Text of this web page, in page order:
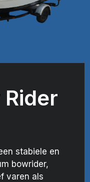
stabiele en
bowrider,
varen als